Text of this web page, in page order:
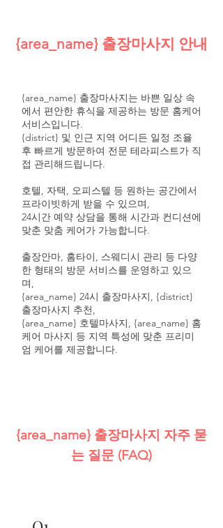
{area_name} 출장마사지 안내
{area_name} 출장마사지는 바쁜 일상 속
에서 편안한 휴식을 제공하는 방문 홈케어
서비스입니다.
{district} 및 인근 지역 어디든 일정 조율
후 빠르게 방문하여 전문 테라피스트가 직
접 관리해드립니다.
호텔, 자택, 오피스텔 등 원하는 공간에서
프라이빗하게 받을 수 있으며,
24시간 예약 상담을 통해 시간과 컨디션에
맞춘 맞춤 케어가 가능합니다.
출장안마, 홈타이, 스웨디시 관리 등 다양
한 형태의 방문 서비스를 운영하고 있으
며,
{area_name} 24시 출장마사지, {district}
출장마사지 추천,
{area_name} 호텔마사지, {area_name} 홈
케어 마사지 등 지역 특성에 맞춘 프리미
엄 케어를 제공합니다.
{area_name} 출장마사지 자주 묻
는 질문 (FAQ)